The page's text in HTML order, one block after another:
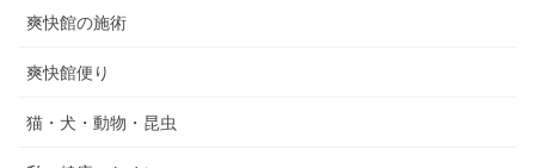
爽快館の施術
爽快館便り
猫・犬・動物・昆虫